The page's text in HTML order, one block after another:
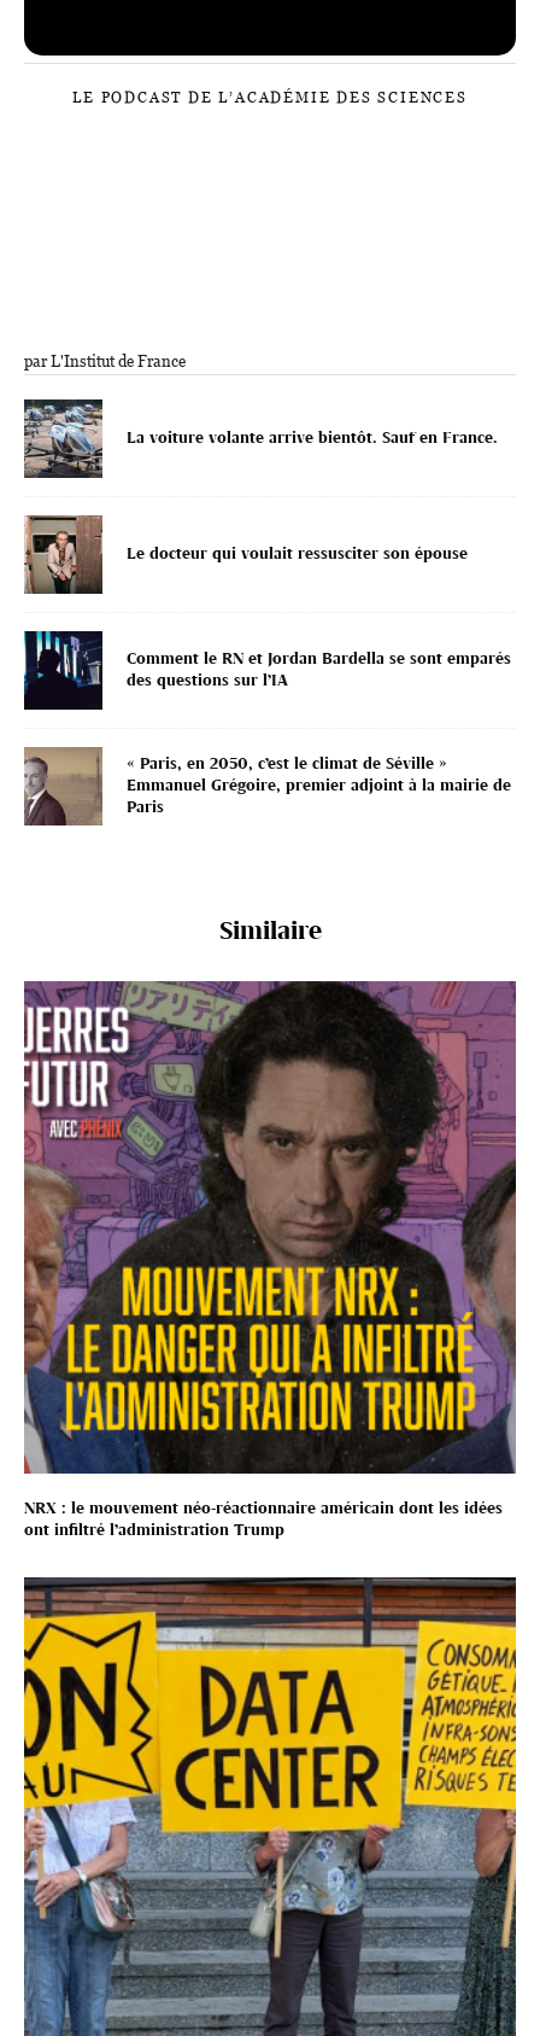
LE PODCAST DE L’ACADÉMIE DES SCIENCES
par L'Institut de France
La voiture volante arrive bientôt. Sauf en France.
Le docteur qui voulait ressusciter son épouse
Comment le RN et Jordan Bardella se sont emparés
des questions sur l’IA
« Paris, en 2050, c’est le climat de Séville »
Emmanuel Grégoire, premier adjoint à la mairie de
Paris
Similaire
NRX : le mouvement néo-réactionnaire américain dont les idées
ont infiltré l’administration Trump